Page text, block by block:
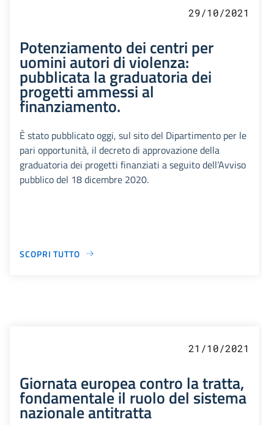
29/10/2021
Potenziamento dei centri per
uomini autori di violenza:
pubblicata la graduatoria dei
progetti ammessi al
finanziamento.
È stato pubblicato oggi, sul sito del Dipartimento per le
pari opportunità, il decreto di approvazione della
graduatoria dei progetti finanziati a seguito dell’Avviso
pubblico del 18 dicembre 2020.
SCOPRI TUTTO
21/10/2021
Giornata europea contro la tratta,
fondamentale il ruolo del sistema
nazionale antitratta